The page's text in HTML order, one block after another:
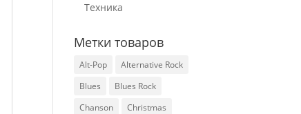
Техника
Метки товаров
Alt-Pop
Alternative Rock
Blues
Blues Rock
Chanson
Christmas